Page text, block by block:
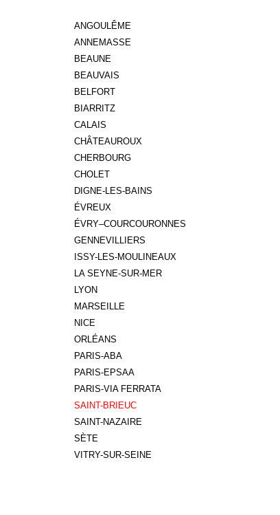
ANGOULÊME
ANNEMASSE
BEAUNE
BEAUVAIS
BELFORT
BIARRITZ
CALAIS
CHÂTEAUROUX
CHERBOURG
CHOLET
DIGNE-LES-BAINS
ÉVREUX
ÉVRY–COURCOURONNES
GENNEVILLIERS
ISSY-LES-MOULINEAUX
LA SEYNE-SUR-MER
LYON
MARSEILLE
NICE
ORLÉANS
PARIS-ABA
PARIS-EPSAA
PARIS-VIA FERRATA
SAINT-BRIEUC
SAINT-NAZAIRE
SÈTE
VITRY-SUR-SEINE